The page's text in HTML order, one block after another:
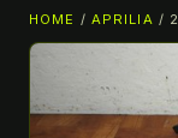
HOME / APRILIA /